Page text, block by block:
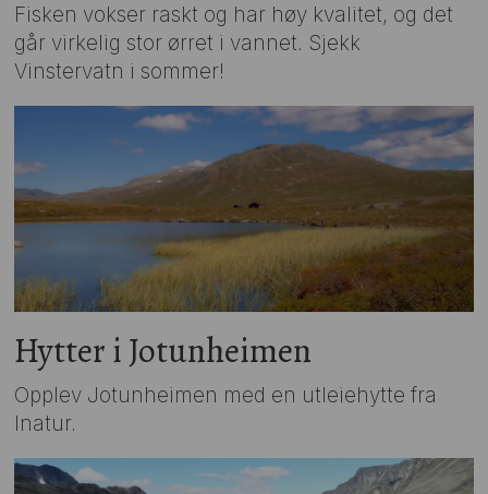
Fisken vokser raskt og har høy kvalitet, og det
går virkelig stor ørret i vannet. Sjekk
Vinstervatn i sommer!
Hytter i Jotunheimen
Opplev Jotunheimen med en utleiehytte fra
Inatur.